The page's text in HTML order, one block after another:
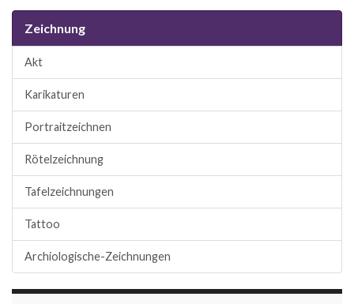
Zeichnung
Akt
Karikaturen
Portraitzeichnen
Rötelzeichnung
Tafelzeichnungen
Tattoo
Archiologische-Zeichnungen